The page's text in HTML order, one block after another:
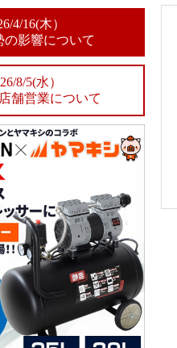
4/16(木）
の影響について
8/5(水）
舗営業について